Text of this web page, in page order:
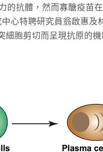
的抗體，然而寡醣疫苗
心特聘研究員翁啟惠及
胞剪切而呈現抗原的